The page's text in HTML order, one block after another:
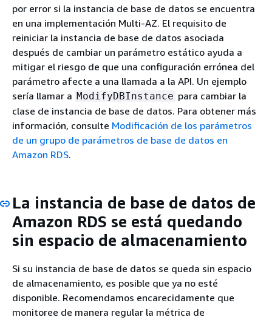
por error si la instancia de base de datos se encuentra
en una implementación Multi-AZ. El requisito de
reiniciar la instancia de base de datos asociada
después de cambiar un parámetro estático ayuda a
mitigar el riesgo de que una configuración errónea del
parámetro afecte a una llamada a la API. Un ejemplo
sería llamar a ModifyDBInstance para cambiar la
clase de instancia de base de datos. Para obtener más
información, consulte Modificación de los parámetros
de un grupo de parámetros de base de datos en
Amazon RDS.
La instancia de base de datos de
Amazon RDS se está quedando
sin espacio de almacenamiento
Si su instancia de base de datos se queda sin espacio
de almacenamiento, es posible que ya no esté
disponible. Recomendamos encarecidamente que
monitoree de manera regular la métrica de